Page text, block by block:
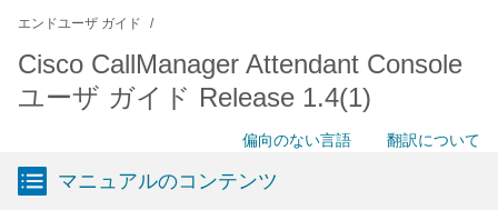
エンドユーザ ガイド
Cisco CallManager Attendant Console
ユーザ ガイド Release 1.4(1)
偏向のない言語 翻訳について
マニュアルのコンテンツ